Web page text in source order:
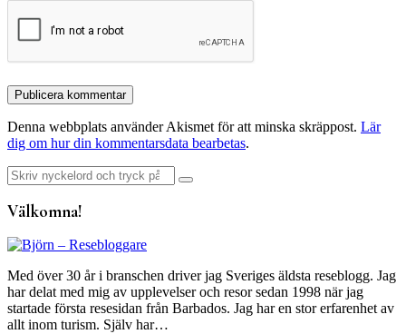
Denna webbplats använder Akismet för att minska skräppost. Lär
dig om hur din kommentarsdata bearbetas.
Sök
efter:
Välkomna!
Med över 30 år i branschen driver jag Sveriges äldsta reseblogg. Jag
har delat med mig av upplevelser och resor sedan 1998 när jag
startade första resesidan från Barbados. Jag har en stor erfarenhet av
allt inom turism. Själv har…